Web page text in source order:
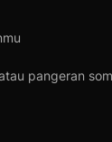
pangeran